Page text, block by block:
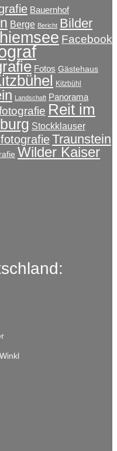
Bauernhof
Berge Bericht Bilder
Facebook
Fotos Gästehaus
Kitzbühl
Landschaft Panorama
Reit im
Stockklauser
Traunstein
Wilder Kaiser